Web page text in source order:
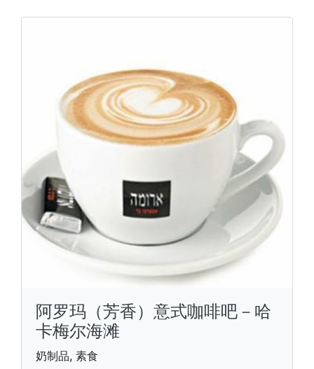
阿罗玛（芳香）意式咖啡吧－哈
卡梅尔海滩
奶制品, 素食